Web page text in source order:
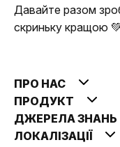
Давайте разом
скриньку кращою 💚
ПРО НАС
ПРОДУКТ
ДЖЕРЕЛА ЗНАНЬ
ЛОКАЛІЗАЦІЇ